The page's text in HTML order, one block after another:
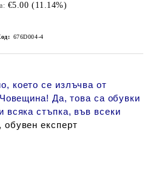
€5.00 (11.14%)
676D004-4
което се излъчва от
Да, това са обувки
всяка стъпка, във всеки
експерт